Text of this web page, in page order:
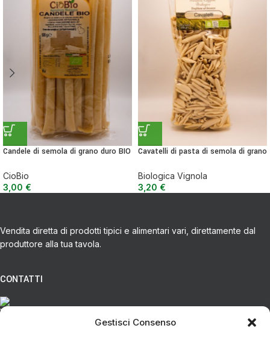
Gestisci Consenso
Candele di semola di grano duro BIO
CioBio
3,00 €
Cavatelli di pasta di semola di grano
Biologica Vignola
3,20 €
Vendita diretta di prodotti tipici e alimentari vari, direttamente dal
produttore alla tua tavola.
CONTATTI